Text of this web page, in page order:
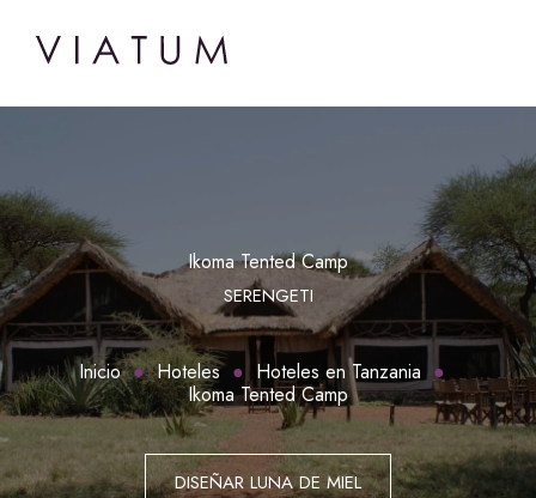
Ikoma Tented Camp
SERENGETI
Inicio Hoteles
Hoteles en Tanzania
Ikoma Tented Camp
DISEÑAR LUNA DE MIEL